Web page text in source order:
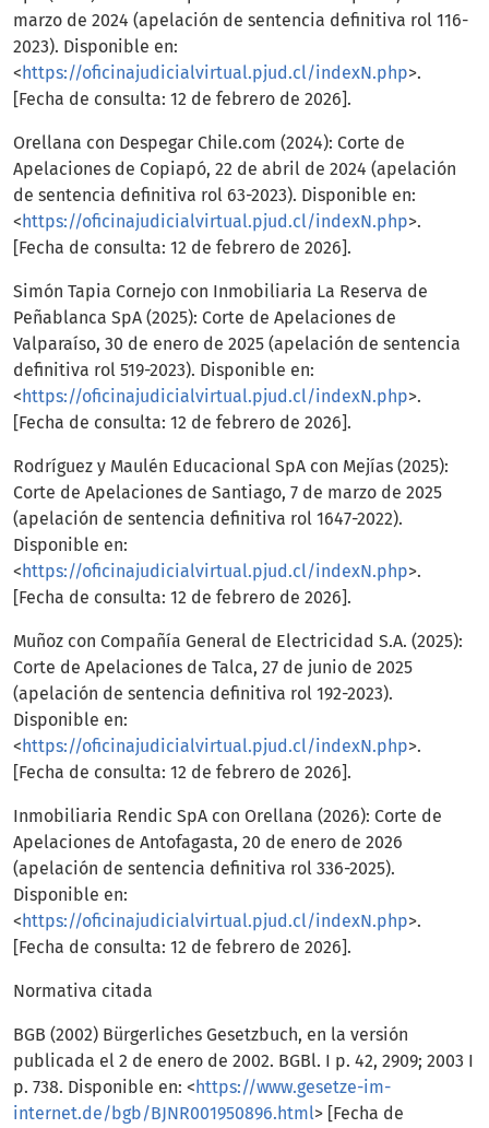
marzo de 2024 (apelación de sentencia definitiva rol 116-
2023). Disponible en:
< https://oficinajudicialvirtual.pjud.cl/indexN.php>.
[Fecha de consulta: 12 de febrero de 2026].
Orellana con Despegar Chile.com (2024): Corte de
Apelaciones de Copiapó, 22 de abril de 2024 (apelación
de sentencia definitiva rol 63-2023). Disponible en:
< https://oficinajudicialvirtual.pjud.cl/indexN.php>.
[Fecha de consulta: 12 de febrero de 2026].
Simón Tapia Cornejo con Inmobiliaria La Reserva de
Peñablanca SpA (2025): Corte de Apelaciones de
Valparaíso, 30 de enero de 2025 (apelación de sentencia
definitiva rol 519-2023). Disponible en:
< https://oficinajudicialvirtual.pjud.cl/indexN.php>.
[Fecha de consulta: 12 de febrero de 2026].
Rodríguez y Maulén Educacional SpA con Mejías (2025):
Corte de Apelaciones de Santiago, 7 de marzo de 2025
(apelación de sentencia definitiva rol 1647-2022).
Disponible en:
< https://oficinajudicialvirtual.pjud.cl/indexN.php>.
[Fecha de consulta: 12 de febrero de 2026].
Muñoz con Compañía General de Electricidad S.A. (2025):
Corte de Apelaciones de Talca, 27 de junio de 2025
(apelación de sentencia definitiva rol 192-2023).
Disponible en:
< https://oficinajudicialvirtual.pjud.cl/indexN.php>.
[Fecha de consulta: 12 de febrero de 2026].
Inmobiliaria Rendic SpA con Orellana (2026): Corte de
Apelaciones de Antofagasta, 20 de enero de 2026
(apelación de sentencia definitiva rol 336-2025).
Disponible en:
< https://oficinajudicialvirtual.pjud.cl/indexN.php>.
[Fecha de consulta: 12 de febrero de 2026].
Normativa citada
BGB (2002) Bürgerliches Gesetzbuch, en la versión
publicada el 2 de enero de 2002. BGBl. I p. 42, 2909; 2003 I
p. 738. Disponible en: < https://www.gesetze-im-
internet.de/bgb/BJNR001950896.html> [Fecha de